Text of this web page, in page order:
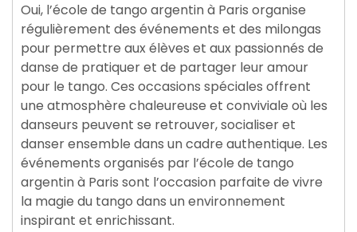
Oui, l’école de tango argentin à Paris organise
régulièrement des événements et des milongas
pour permettre aux élèves et aux passionnés de
danse de pratiquer et de partager leur amour
pour le tango. Ces occasions spéciales offrent
une atmosphère chaleureuse et conviviale où les
danseurs peuvent se retrouver, socialiser et
danser ensemble dans un cadre authentique. Les
événements organisés par l’école de tango
argentin à Paris sont l’occasion parfaite de vivre
la magie du tango dans un environnement
inspirant et enrichissant.